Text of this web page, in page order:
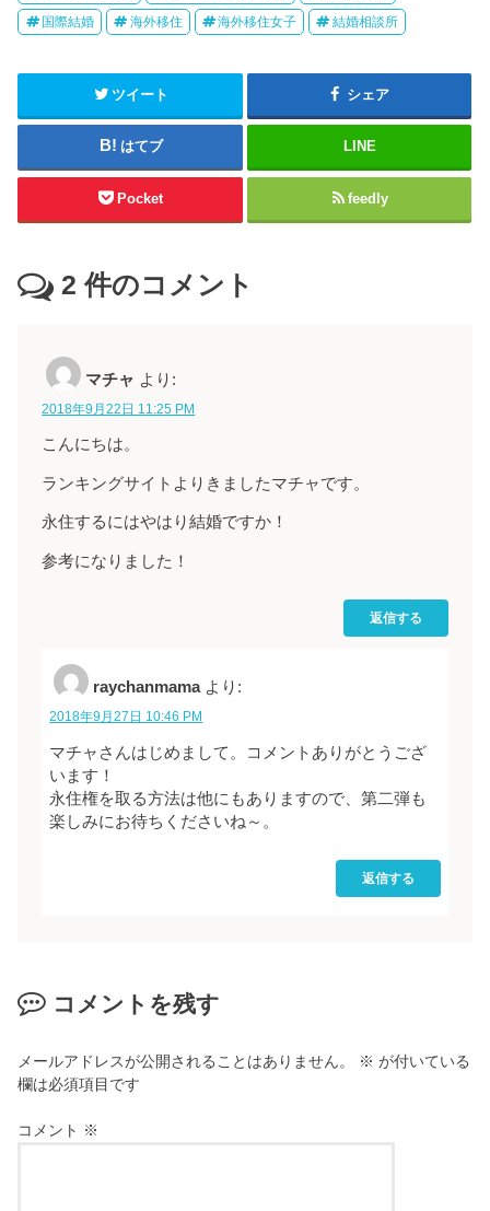
国際結婚 海外移住 海外移住女子 結婚相談所
ツイート シェア
はてブ LINE
Pocket feedly
2 件のコメント
マチャ より:
2018年9月22日 11:25 PM
こんにちは。
ランキングサイトよりきましたマチャです。
永住するにはやはり結婚ですか！
参考になりました！
返信する
raychanmama より:
2018年9月27日 10:46 PM
マチャさんはじめまして。コメントありがとうござ
います！
永住権を取る方法は他にもありますので、第二弾も
楽しみにお待ちくださいね～。
返信する
コメントを残す
メールアドレスが公開されることはありません。 ※ が付いている
欄は必須項目です
コメント ※